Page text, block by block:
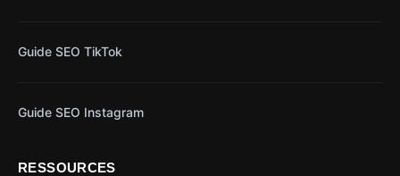
Guide SEO TikTok
Guide SEO Instagram
RESSOURCES